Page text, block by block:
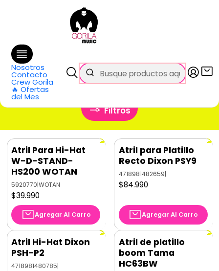
Nosotros
Contacto
Crew Gorila
🔥 Ofertas
del Mes
GRATIS
en Santiago y $99.990 en Regiones
Categorías Baterías y Percusión
Atriles y Piezas
Atriles
Filtros
Atril Para Hi-Hat
W-D-STAND-
HS200 WOTAN
5920770|WOTAN
$39.990
Agregar Al Carro
Atril para Platillo
Recto Dixon PSY9
4718981482659|
$84.990
Agregar Al Carro
Atril Hi-Hat Dixon
PSH-P2
4718981480785|
-10%OFF
Atril de platillo
boom Tama
HC63BW